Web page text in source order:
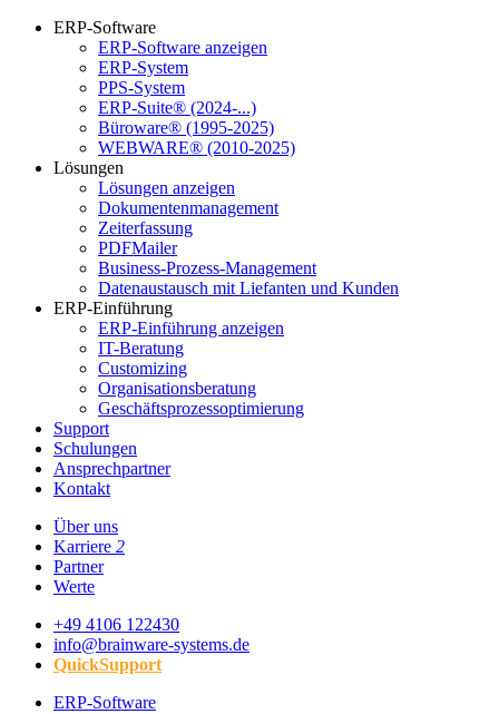
ERP-Software
ERP-Software anzeigen
ERP-System
PPS-System
ERP-Suite® (2024-...)
Büroware® (1995-2025)
WEBWARE® (2010-2025)
Lösungen
Lösungen anzeigen
Dokumentenmanagement
Zeiterfassung
PDFMailer
Business-Prozess-Management
Datenaustausch mit Liefanten und Kunden
ERP-Einführung
ERP-Einführung anzeigen
IT-Beratung
Customizing
Organisationsberatung
Geschäftsprozessoptimierung
Support
Schulungen
Ansprechpartner
Kontakt
Über uns
Karriere 2
Partner
Werte
+49 4106 122430
info@brainware-systems.de
QuickSupport
ERP-Software